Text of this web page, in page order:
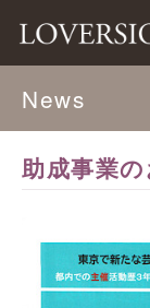
News
助成事業